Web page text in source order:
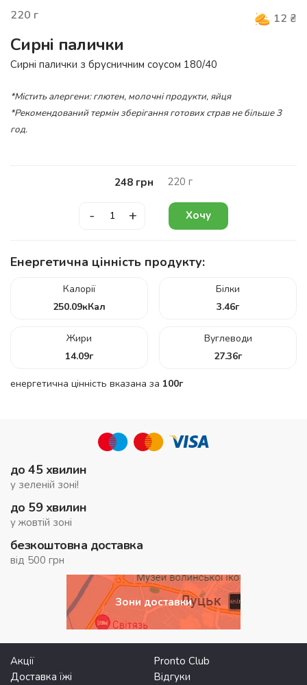
220 г 12 ₴
Сирні палички
Сирні палички з брусничним соусом 180/40
*Містить алергени: глютен, молочні продукти, яйця
*Рекомендований термін зберігання готових страв не більше 3
год.
248 грн 220 г
- + Хочу
Енергетична цінність продукту:
Калорії
250.09кКал
Білки
3.46г
Жири
14.09г
Вуглеводи
27.36г
енергетична цінність вказана за 100г
до 45 хвилин
у зеленій зоні!
до 59 хвилин
у жовтій зоні
безкоштовна доставка
від 500 грн
Зони доставки
Акції
Pronto Club
Доставка їжі
Відгуки